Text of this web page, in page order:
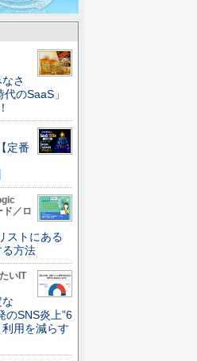
さ
のSaaS」
定番
／ロ
ストにある
方法
いIT
のSNS炎上”6
用を減らす